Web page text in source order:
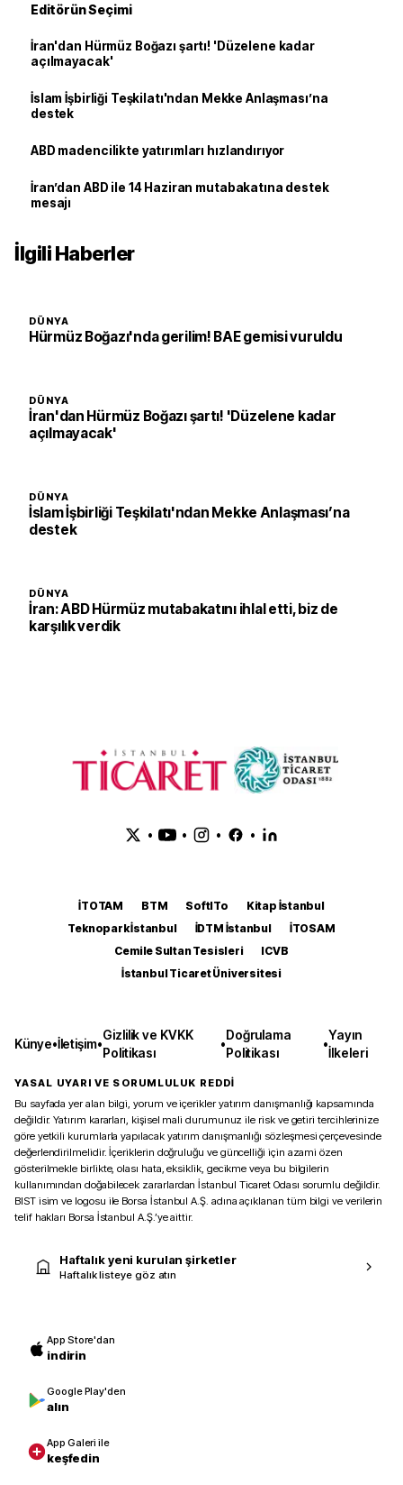
Editörün Seçimi
İran'dan Hürmüz Boğazı şartı! 'Düzelene kadar
açılmayacak'
İslam İşbirliği Teşkilatı'ndan Mekke Anlaşması’na
destek
ABD madencilikte yatırımları hızlandırıyor
İran’dan ABD ile 14 Haziran mutabakatına destek
mesajı
İlgili Haberler
DÜNYA
Hürmüz Boğazı'nda gerilim! BAE gemisi vuruldu
DÜNYA
İran'dan Hürmüz Boğazı şartı! 'Düzelene kadar
açılmayacak'
DÜNYA
İslam İşbirliği Teşkilatı'ndan Mekke Anlaşması’na
destek
DÜNYA
İran: ABD Hürmüz mutabakatını ihlal etti, biz de
karşılık verdik
• • • •
İTOTAM BTM SoftITo
Kitap İstanbul
Teknopark İstanbul
İDTM İstanbul
İTOSAM
Cemile Sultan Tesisleri
ICVB
İstanbul Ticaret Üniversitesi
Künye•İletişim•
Gizlilik ve KVKK
Politikası
•
Doğrulama
Politikası
•
Yayın
İlkeleri
YASAL UYARI VE SORUMLULUK REDDİ
Bu sayfada yer alan bilgi, yorum ve içerikler yatırım danışmanlığı kapsamında
değildir. Yatırım kararları, kişisel mali durumunuz ile risk ve getiri tercihlerinize
göre yetkili kurumlarla yapılacak yatırım danışmanlığı sözleşmesi çerçevesinde
değerlendirilmelidir. İçeriklerin doğruluğu ve güncelliği için azami özen
gösterilmekle birlikte, olası hata, eksiklik, gecikme veya bu bilgilerin
kullanımından doğabilecek zararlardan İstanbul Ticaret Odası sorumlu değildir.
BIST isim ve logosu ile Borsa İstanbul A.Ş. adına açıklanan tüm bilgi ve verilerin
telif hakları Borsa İstanbul A.Ş.’ye aittir.
Haftalık yeni kurulan şirketler
Haftalık listeye göz atın
App Store'dan
indirin
Google Play'den
alın
App Galeri ile
keşfedin